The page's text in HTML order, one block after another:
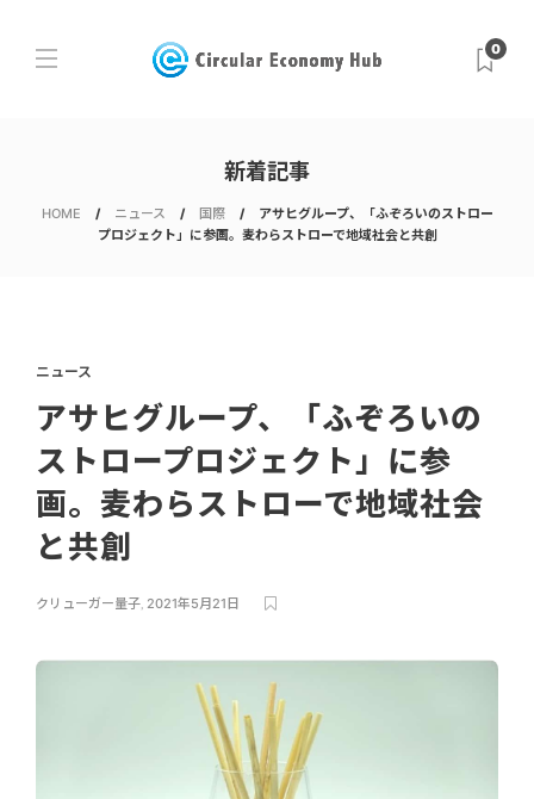
0
新着記事
HOME ニュース 国際
アサヒグループ、「ふぞろいのストロー
プロジェクト」に参画。麦わらストローで地域社会と共創
ニュース
アサヒグループ、「ふぞろいの
ストロープロジェクト」に参
画。麦わらストローで地域社会
と共創
クリューガー量子, 2021年5月21日